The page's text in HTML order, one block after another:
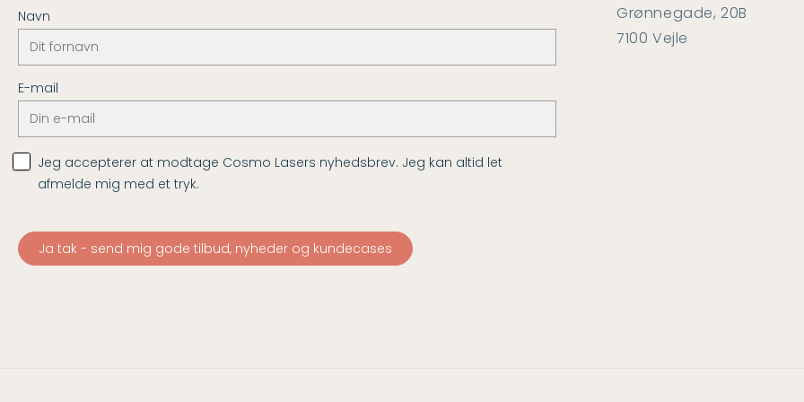
Grønnegade, 20B
7100 Vejle
Navn
E-mail
Jeg accepterer at modtage Cosmo Lasers nyhedsbrev. Jeg kan altid let
afmelde mig med et tryk.
Ja tak - send mig gode tilbud, nyheder og kundecases